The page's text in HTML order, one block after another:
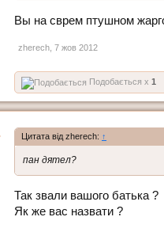
Вы на сврем птушном
zherech 7 жов 2012
Подобається x 1
Цитата від zherech: ↑
пан дятел?
Так звали вашого батька ?
Як же вас назвати ?